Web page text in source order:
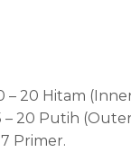
– 20 Hitam
– 20 Putih
Primer.